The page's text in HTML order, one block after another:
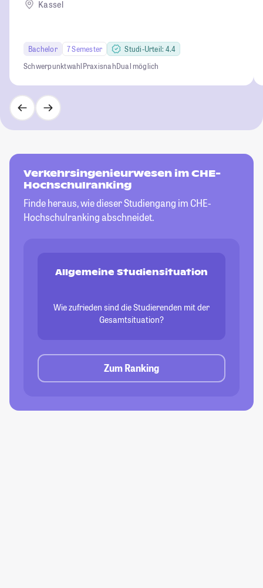
Kassel
Bachelor 7 Semester
Studi-Urteil: 4.4
SchwerpunktwahlPraxisnahDual möglich
Verkehrsingenieurwesen im CHE-
Hochschulranking
Finde heraus, wie dieser Studiengang im CHE-
Hochschulranking abschneidet.
Allgemeine Studiensituation
Wie zufrieden sind die Studierenden mit der
Gesamtsituation?
Zum Ranking